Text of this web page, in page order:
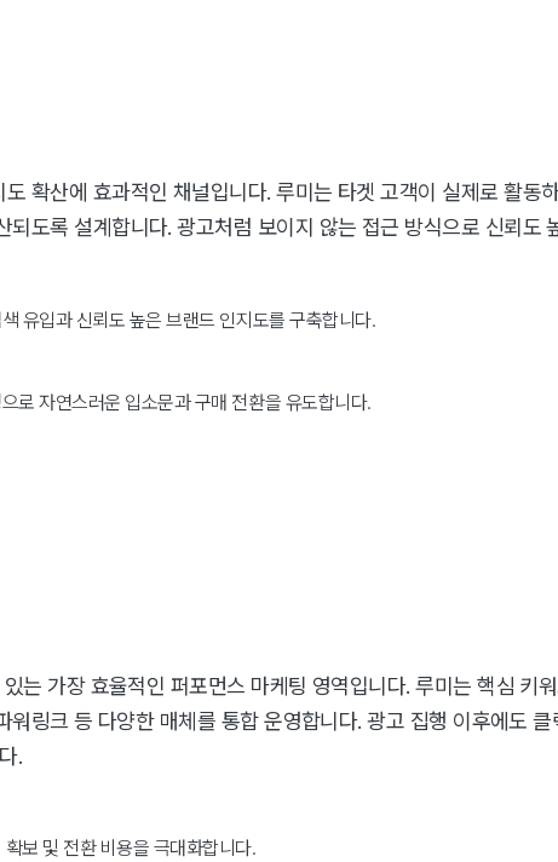
확산에 효과적인 채널입니다. 루미는 타겟 고객이 실제로 활동
도록 설계합니다. 광고처럼 보이지 않는 접근 방식으로 신뢰도
유입과 신뢰도 높은 브랜드 인지도를 구축합니다.
로 자연스러운 입소문과 구매 전환을 유도합니다.
는 가장 효율적인 퍼포먼스 마케팅 영역입니다. 루미는 핵심 키
링크 등 다양한 매체를 통합 운영합니다. 광고 집행 이후에도
.
보 및 전환 비용을 극대화합니다.